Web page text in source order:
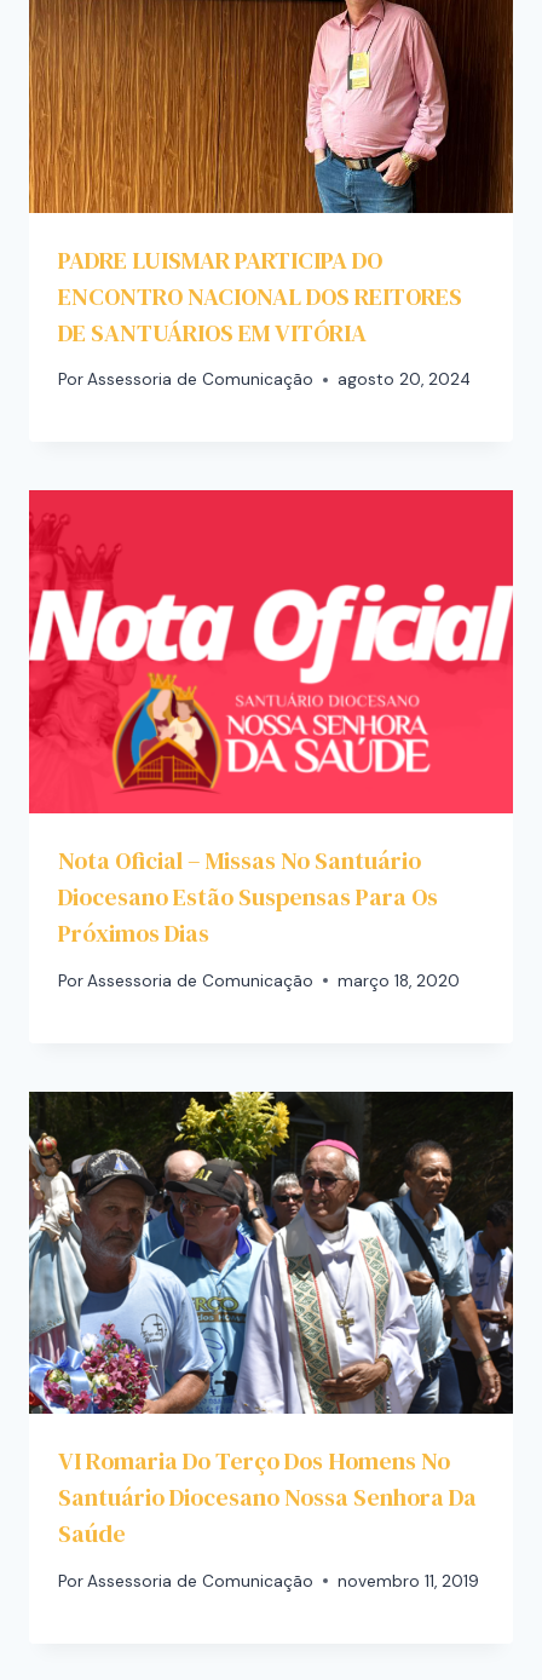
PADRE LUISMAR PARTICIPA DO
ENCONTRO NACIONAL DOS REITORES
DE SANTUÁRIOS EM VITÓRIA
PorAssessoria de Comunicação agosto 20, 2024
Nota Oficial – Missas No Santuário
Diocesano Estão Suspensas Para Os
Próximos Dias
PorAssessoria de Comunicação março 18, 2020
VI Romaria Do Terço Dos Homens No
Santuário Diocesano Nossa Senhora Da
Saúde
PorAssessoria de Comunicação novembro 11, 2019